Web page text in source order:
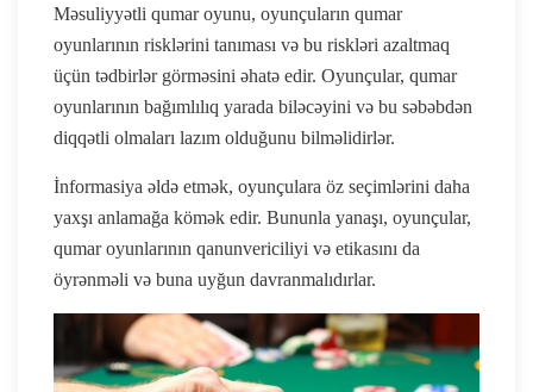
Məsuliyyətli qumar oyunu, oyunçuların qumar
oyunlarının risklərini tanıması və bu riskləri azaltmaq
üçün tədbirlər görməsini əhatə edir. Oyunçular, qumar
oyunlarının bağımlılıq yarada biləcəyini və bu səbəbdən
diqqətli olmaları lazım olduğunu bilməlidirlər.
İnformasiya əldə etmək, oyunçulara öz seçimlərini daha
yaxşı anlamağa kömək edir. Bununla yanaşı, oyunçular,
qumar oyunlarının qanunvericiliyi və etikasını da
öyrənməli və buna uyğun davranmalıdırlar.